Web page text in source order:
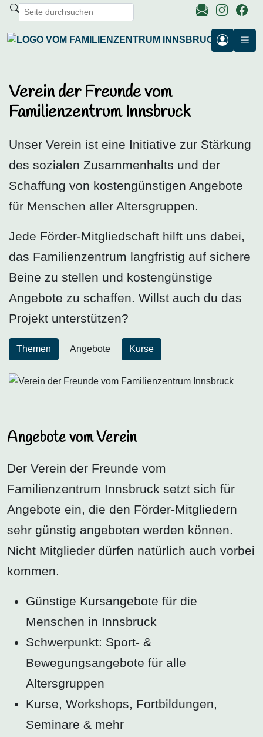
Verein der Freunde vom
Familienzentrum Innsbruck
Unser Verein ist eine Initiative zur Stärkung
des sozialen Zusammenhalts und der
Schaffung von kostengünstigen Angebote
für Menschen aller Altersgruppen.
Jede Förder-Mitgliedschaft hilft uns dabei,
das Familienzentrum langfristig auf sichere
Beine zu stellen und kostengünstige
Angebote zu schaffen. Willst auch du das
Projekt unterstützen?
Themen Angebote Kurse
Angebote vom Verein
Der Verein der Freunde vom
Familienzentrum Innsbruck setzt sich für
Angebote ein, die den Förder-Mitgliedern
sehr günstig angeboten werden können.
Nicht Mitglieder dürfen natürlich auch vorbei
kommen.
Günstige Kursangebote für die
Menschen in Innsbruck
Schwerpunkt: Sport- &
Bewegungsangebote für alle
Altersgruppen
Kurse, Workshops, Fortbildungen,
Seminare & mehr